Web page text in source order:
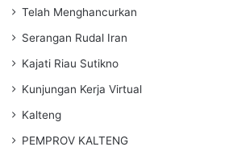
Telah Menghancurkan
Serangan Rudal Iran
Kajati Riau Sutikno
Kunjungan Kerja Virtual
Kalteng
PEMPROV KALTENG